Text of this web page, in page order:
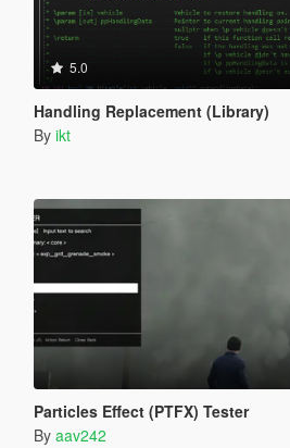
5.0
Handling Replacement (Library)
By ikt
Particles Effect (PTFX) Tester
By aav242